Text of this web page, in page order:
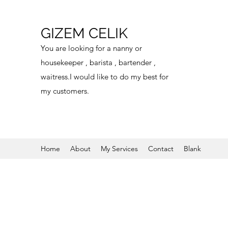
GIZEM CELIK
You are looking for a nanny or
housekeeper , barista , bartender ,
waitress.I would like to do my best for
my customers.
Home About My Services Contact Blank